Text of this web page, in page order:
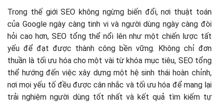
Trong thế giới SEO không ngừng biến đổi, nơi thuật toán
của Google ngày càng tinh vi và người dùng ngày càng đòi
hỏi cao hơn, SEO tổng thể nổi lên như một chiến lược tất
yếu để đạt được thành công bền vững. Không chỉ đơn
thuần là tối ưu hóa cho một vài từ khóa mục tiêu, SEO tổng
thể hướng đến việc xây dựng một hệ sinh thái hoàn chỉnh,
nơi mọi yếu tố đều được cân nhắc và tối ưu hóa để mang lại
trải nghiệm người dùng tốt nhất và kết quả tìm kiếm tự